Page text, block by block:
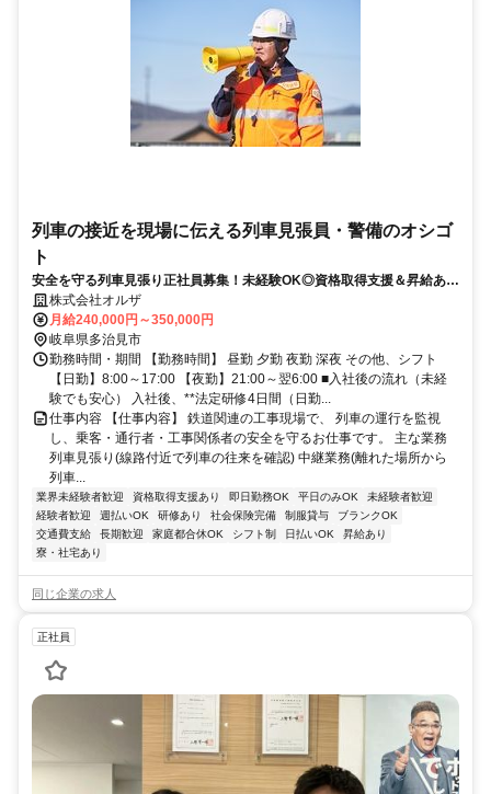
列車の接近を現場に伝える列車見張員・警備のオシゴ
ト
安全を守る列車見張り正社員募集！未経験OK◎資格取得支援＆昇給あり
で、長期勤務も安心
株式会社オルザ
月給240,000円～350,000円
岐阜県多治見市
勤務時間・期間 【勤務時間】 昼勤 夕勤 夜勤 深夜 その他、シフト
【日勤】8:00～17:00 【夜勤】21:00～翌6:00 ■入社後の流れ（未経
験でも安心） 入社後、**法定研修4日間（日勤...
仕事内容 【仕事内容】 鉄道関連の工事現場で、 列車の運行を監視
し、乗客・通行者・工事関係者の安全を守るお仕事です。 主な業務
列車見張り(線路付近で列車の往来を確認) 中継業務(離れた場所から
列車...
業界未経験者歓迎 資格取得支援あり 即日勤務OK 平日のみOK
未経験者歓迎
経験者歓迎
週払いOK 研修あり 社会保険完備 制服貸与
ブランクOK
交通費支給
長期歓迎 家庭都合休OK シフト制 日払いOK
昇給あり
寮・社宅あり
同じ企業の求人
正社員